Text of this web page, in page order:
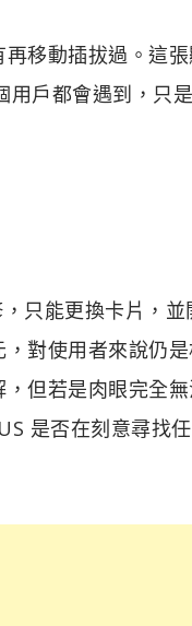
移動插拔過。這
戶都會遇到，只
只能更換卡片，
對使用者來說仍是
但若是肉眼完全
是否在刻意尋找